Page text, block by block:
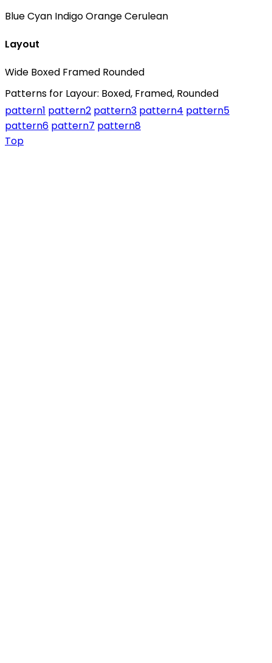
BlueCyan IndigoOrangeCerulean
Layout
Wide Boxed Framed Rounded
Patterns for Layour: Boxed, Framed, Rounded
pattern1 pattern2 pattern3 pattern4 pattern5
pattern6 pattern7 pattern8
Top